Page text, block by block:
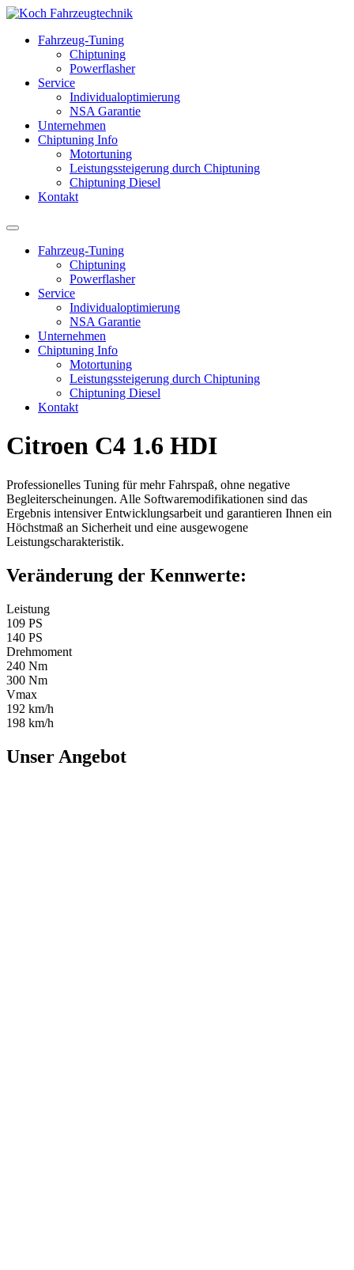
Fahrzeug-Tuning
Chiptuning
Powerflasher
Service
Individualoptimierung
NSA Garantie
Unternehmen
Chiptuning Info
Motortuning
Leistungssteigerung durch Chiptuning
Chiptuning Diesel
Kontakt
Fahrzeug-Tuning
Chiptuning
Powerflasher
Service
Individualoptimierung
NSA Garantie
Unternehmen
Chiptuning Info
Motortuning
Leistungssteigerung durch Chiptuning
Chiptuning Diesel
Kontakt
Citroen C4 1.6 HDI
Professionelles Tuning für mehr Fahrspaß, ohne negative
Begleiterscheinungen. Alle Softwaremodifikationen sind das
Ergebnis intensiver Entwicklungsarbeit und garantieren Ihnen ein
Höchstmaß an Sicherheit und eine ausgewogene
Leistungscharakteristik.
Veränderung der Kennwerte:
Leistung
109 PS
140 PS
Drehmoment
240 Nm
300 Nm
Vmax
192 km/h
198 km/h
Unser Angebot